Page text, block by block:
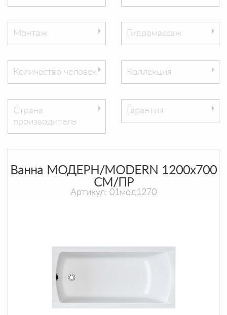
Монтаж Гидромассаж
Количество человек Коллекция
Страна
производитель
Гарантия
Ванна МОДЕРН/MODERN 1200х700
СМ/ПР
Артикул: 01мод1270